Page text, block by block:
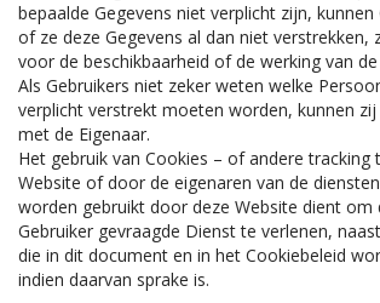
bepaalde Gegevens niet verplicht zijn, kunnen
of ze deze Gegevens al dan niet verstrekken,
voor de beschikbaarheid of de werking van
Als Gebruikers niet zeker weten welke
verplicht verstrekt moeten worden, kunnen
met de Eigenaar.
Het gebruik van Cookies – of andere tracking
Website of door de eigenaren van de
worden gebruikt door deze Website dient om
Gebruiker gevraagde Dienst te verlenen,
die in dit document en in het Cookiebeleid
indien daarvan sprake is.